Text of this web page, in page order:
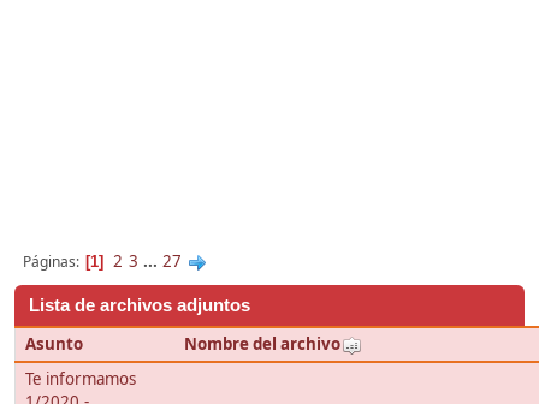
Páginas 1 2 3 ... 27
Lista de archivos adjuntos
Asunto
Nombre del archivo
Te informamos